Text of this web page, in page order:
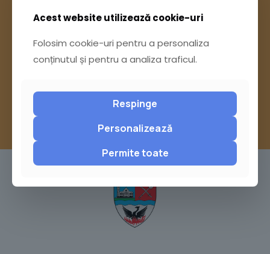
sau trimite o sesizare pe Buzău City
Acest website utilizează cookie-uri
Folosim cookie-uri pentru a personaliza
conținutul și pentru a analiza traficul.
Respinge
Personalizează
Permite toate